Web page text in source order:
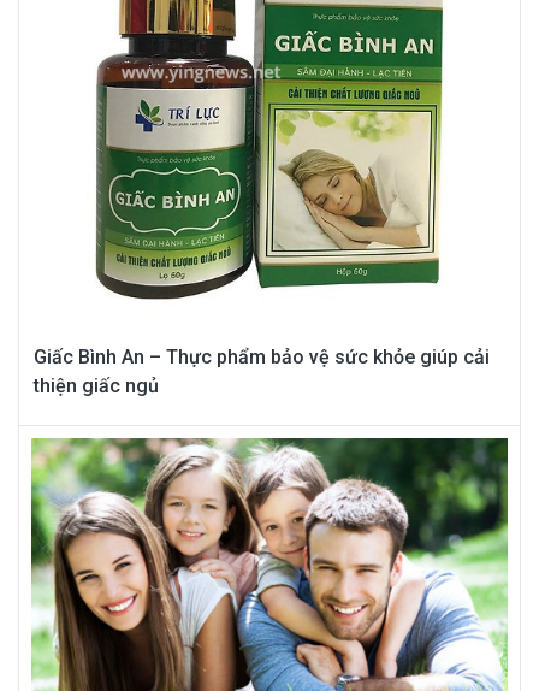
Giấc Bình An – Thực phẩm bảo vệ sức khỏe giúp cải
thiện giấc ngủ